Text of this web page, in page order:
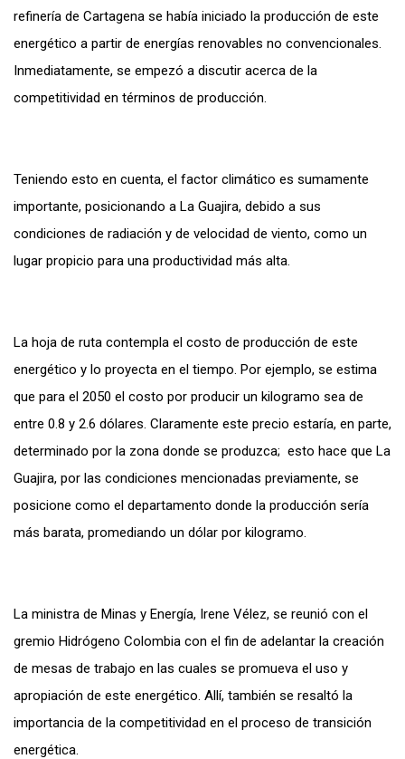
refinería de Cartagena se había iniciado la producción de este
energético a partir de energías renovables no convencionales.
Inmediatamente, se empezó a discutir acerca de la
competitividad en términos de producción.
Teniendo esto en cuenta, el factor climático es sumamente
importante, posicionando a La Guajira, debido a sus
condiciones de radiación y de velocidad de viento, como un
lugar propicio para una productividad más alta.
La hoja de ruta contempla el costo de producción de este
energético y lo proyecta en el tiempo. Por ejemplo, se estima
que para el 2050 el costo por producir un kilogramo sea de
entre 0.8 y 2.6 dólares. Claramente este precio estaría, en parte,
determinado por la zona donde se produzca; esto hace que La
Guajira, por las condiciones mencionadas previamente, se
posicione como el departamento donde la producción sería
más barata, promediando un dólar por kilogramo.
La ministra de Minas y Energía, Irene Vélez, se reunió con el
gremio Hidrógeno Colombia con el fin de adelantar la creación
de mesas de trabajo en las cuales se promueva el uso y
apropiación de este energético. Allí, también se resaltó la
importancia de la competitividad en el proceso de transición
energética.